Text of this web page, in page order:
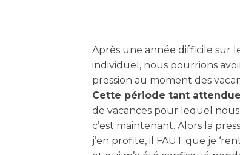
Après une année difficile sur
individuel, nous pourrions
pression au moment des
Cette période tant
de vacances pour lequel
c’est maintenant. Alors la
j’en profite, il FAUT que je